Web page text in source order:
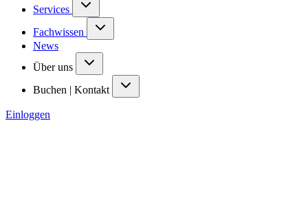
Services
Fachwissen
News
Über uns
Buchen | Kontakt
Einloggen